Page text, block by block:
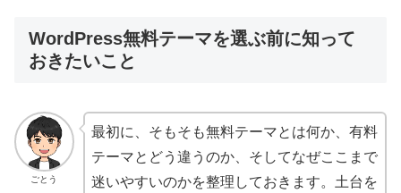
WordPress無料テーマを選ぶ前に知って
おきたいこと
ごとう
最初に、そもそも無料テーマとは何か、有料
テーマとどう違うのか、そしてなぜここまで
迷いやすいのかを整理しておきます。土台を